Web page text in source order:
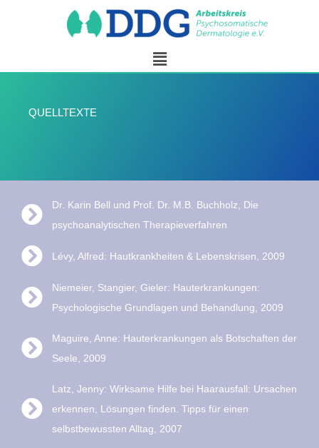
QUELLTEXTE
Dr. Karin Bell und Prof. Dr. M.B. Buchholz, Die
psychoanalytischen Therapieverfahren
Lévy, Alfred: Hautkrankheiten & Lebenskrisen, 2009
Niemeier, Stangier, Gieler: Hauterkrankungen:
Psychologische Grundlagen und Behandlung, 2009
Maguire, Anne: Hauterkrankungen als Botschaften der
Seele, 2009
Latz, Jenny: Wirksame Hilfe bei Haarausfall: Ursachen
erkennen, Lösungen finden. Tipps für einen
selbstbewussten Alltag, 2007